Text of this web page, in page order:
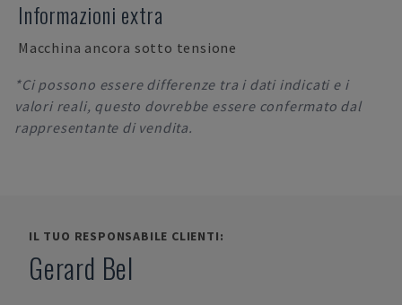
Informazioni extra
Macchina ancora sotto tensione
*Ci possono essere differenze tra i dati indicati e i
valori reali, questo dovrebbe essere confermato dal
rappresentante di vendita.
IL TUO RESPONSABILE CLIENTI:
Gerard Bel